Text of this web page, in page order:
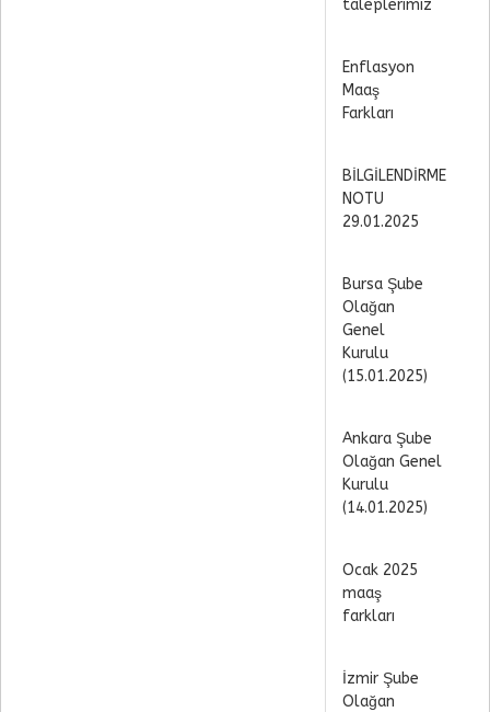
taleplerimiz
Enflasyon
Maaş
Farkları
BİLGİLENDİRME
NOTU
29.01.2025
Bursa Şube
Olağan
Genel
Kurulu
(15.01.2025)
Ankara Şube
Olağan Genel
Kurulu
(14.01.2025)
Ocak 2025
maaş
farkları
İzmir Şube
Olağan